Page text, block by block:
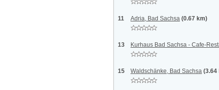
11 Adria, Bad Sachsa (0.67 km)
13 Kurhaus Bad Sachsa - Cafe-
15 Waldschänke, Bad Sachsa (3.64